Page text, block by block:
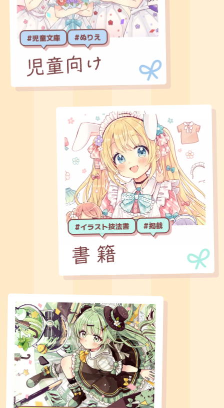
#児童文庫 #ぬりえ
#イラスト技法書 #掲載